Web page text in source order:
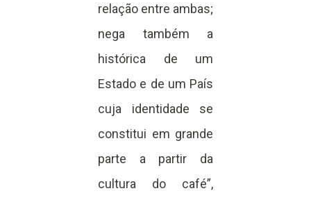
relação entre ambas;
nega também a
histórica de um
Estado e de um País
cuja identidade se
constitui em grande
parte a partir da
cultura do café”,